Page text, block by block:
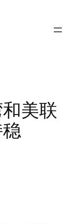
美联